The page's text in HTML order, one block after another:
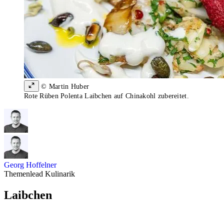
© Martin Huber
Rote Rüben Polenta Laibchen auf Chinakohl zubereitet.
Georg Hoffelner
Themenlead Kulinarik
Laibchen